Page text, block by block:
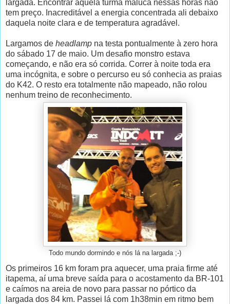
largada. Encontrar aquela turma maluca nessas horas não
tem preço. Inacreditável a energia concentrada ali debaixo
daquela noite clara e de temperatura agradável.
Largamos de headlamp na testa pontualmente à zero hora
do sábado 17 de maio. Um desafio monstro estava
começando, e não era só corrida. Correr à noite toda era
uma incógnita, e sobre o percurso eu só conhecia as praias
do K42. O resto era totalmente não mapeado, não rolou
nenhum treino de reconhecimento.
Todo mundo dormindo e nós lá na largada ;-)
Os primeiros 16 km foram pra aquecer, uma praia firme até
itapema, aí uma breve saída para o acostamento da BR-101
e caímos na areia de novo para passar no pórtico da
largada dos 84 km. Passei lá com 1h38min em ritmo bem